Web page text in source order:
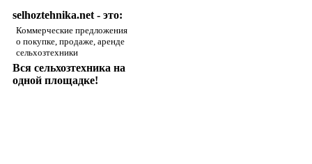
selhoztehnika.net - это:
Коммерческие предложения
о покупке, продаже, аренде
сельхозтехники
Вся сельхозтехника на
одной площадке!